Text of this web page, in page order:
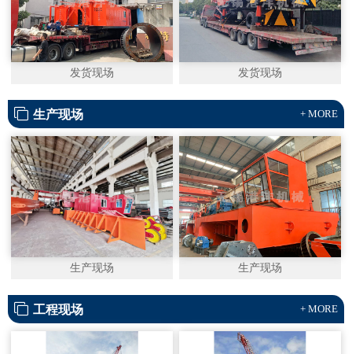
发货现场 发货现场
生产现场 + MORE
生产现场 生产现场
工程现场 + MORE